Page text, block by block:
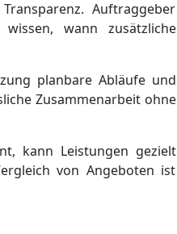
Auftraggeber
wann zusätzliche
planbare Abläufe und
Zusammenarbeit ohne
kann Leistungen gezielt
von Angeboten ist